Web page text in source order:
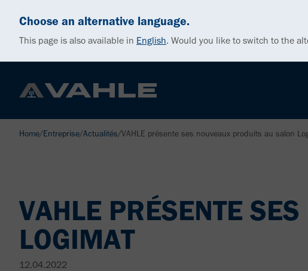
Choose an alternative language.
This page is also available in English. Would you like to switch to the
Home/Entreprise/Actualités/VAHLE présente ses nouveaux produits au salon
VAHLE PRÉSENTE
LOGIMAT
12.04.2022